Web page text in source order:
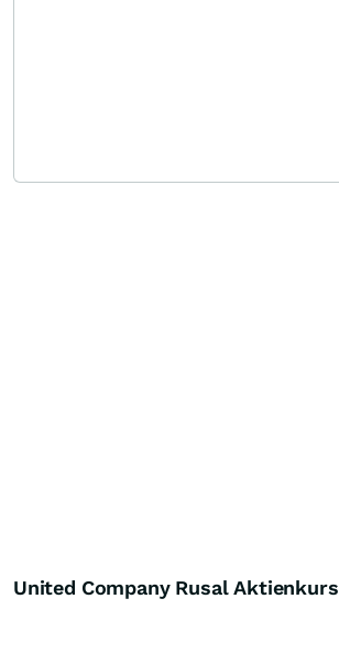
United Company Rusal Aktienkurs